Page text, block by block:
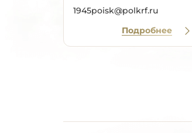
1945poisk@polkrf.ru
Подробнее